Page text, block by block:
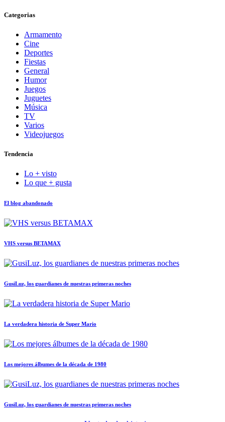
Categorias
Armamento
Cine
Deportes
Fiestas
General
Humor
Juegos
Juguetes
Música
TV
Varios
Videojuegos
Tendencia
Lo + visto
Lo que + gusta
El blog abandonado
VHS versus BETAMAX
GusiLuz, los guardianes de nuestras primeras noches
La verdadera historia de Super Mario
Los mejores álbumes de la década de 1980
GusiLuz, los guardianes de nuestras primeras noches